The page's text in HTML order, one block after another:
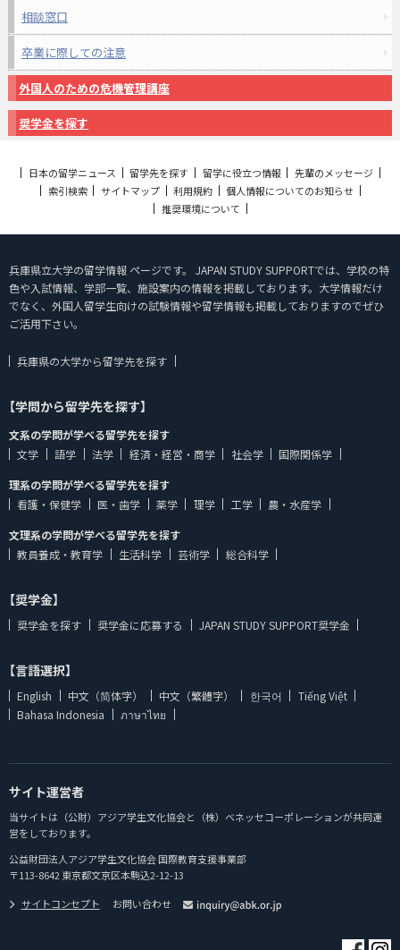
相談窓口
卒業に際しての注意
外国人のための危機管理講座
奨学金を探す
日本の留学ニュース 留学先を探す 留学に役立つ情報
先輩のメッセージ
索引検索
サイトマップ 利用規約
個人情報についてのお知らせ
推奨環境について
兵庫県立大学の留学情報 ページです。 JAPAN STUDY SUPPORTでは、学校の特
色や入試情報、学部一覧、施設案内の情報を掲載しております。大学情報だけ
でなく、外国人留学生向けの試験情報や留学情報も掲載しておりますのでぜひ
ご活用下さい。
兵庫県の大学から留学先を探す
【学問から留学先を探す】
文系の学問が学べる留学先を探す
文学
語学 法学 経済・経営・商学 社会学
国際関係学
理系の学問が学べる留学先を探す
看護・保健学
医・歯学 薬学 理学 工学
農・水産学
文理系の学問が学べる留学先を探す
教員養成・教育学
生活科学 芸術学 総合科学
【奨学金】
奨学金を探す 奨学金に応募する JAPAN STUDY SUPPORT奨学金
【言語選択】
English 中文（简体字） 中文（繁體字） 한국어
Tiếng Việt
Bahasa Indonesia
ภาษาไทย
サイト運営者
当サイトは（公財）アジア学生文化協会と（株）ベネッセコーポレーションが共同運
営をしております。
公益財団法人アジア学生文化協会 国際教育支援事業部
〒113-8642 東京都文京区本駒込2-12-13
サイトコンセプト
お問い合わせ